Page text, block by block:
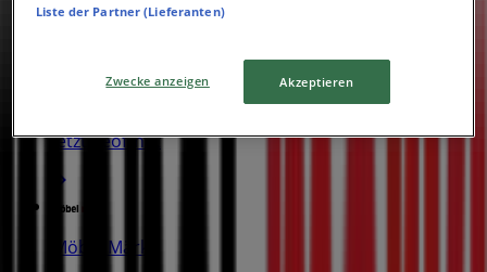
Jetzt geöffnet
Möbel Märki
Liste der Partner (Lieferanten)
Zwecke anzeigen Akzeptieren